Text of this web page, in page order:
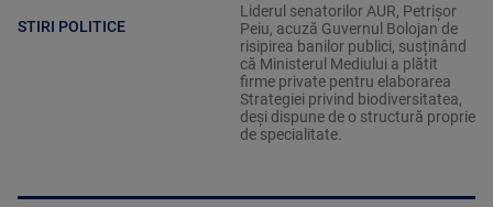
STIRI POLITICE
Liderul senatorilor AUR, Petrișor
Peiu, acuză Guvernul Bolojan de
risipirea banilor publici, susținând
că Ministerul Mediului a plătit
firme private pentru elaborarea
Strategiei privind biodiversitatea,
deși dispune de o structură proprie
de specialitate.